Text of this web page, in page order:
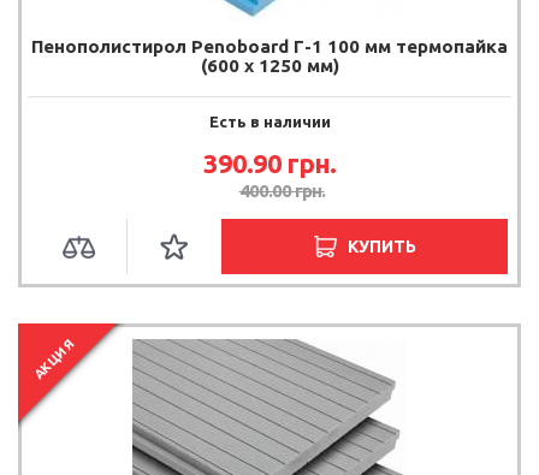
Пенополистирол Penoboard Г-1 100 мм термопайка
(600 х 1250 мм)
Есть в наличии
390.90 грн.
400.00 грн.
КУПИТЬ
АКЦИЯ